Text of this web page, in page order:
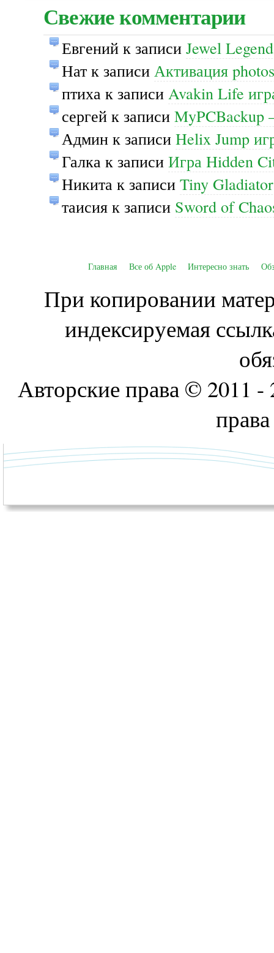
Свежие комментарии
Евгений к записи Jewel
Нат к записи Активация
птиха к записи Avakin Life
сергей к записи MyPCBackup
Админ к записи Helix Jump
Галка к записи Игра Hidden
Никита к записи Tiny
таисия к записи Sword of
Главная Все об Apple Интересно знать
При копировании
индексируемая
Авторские права © 2011